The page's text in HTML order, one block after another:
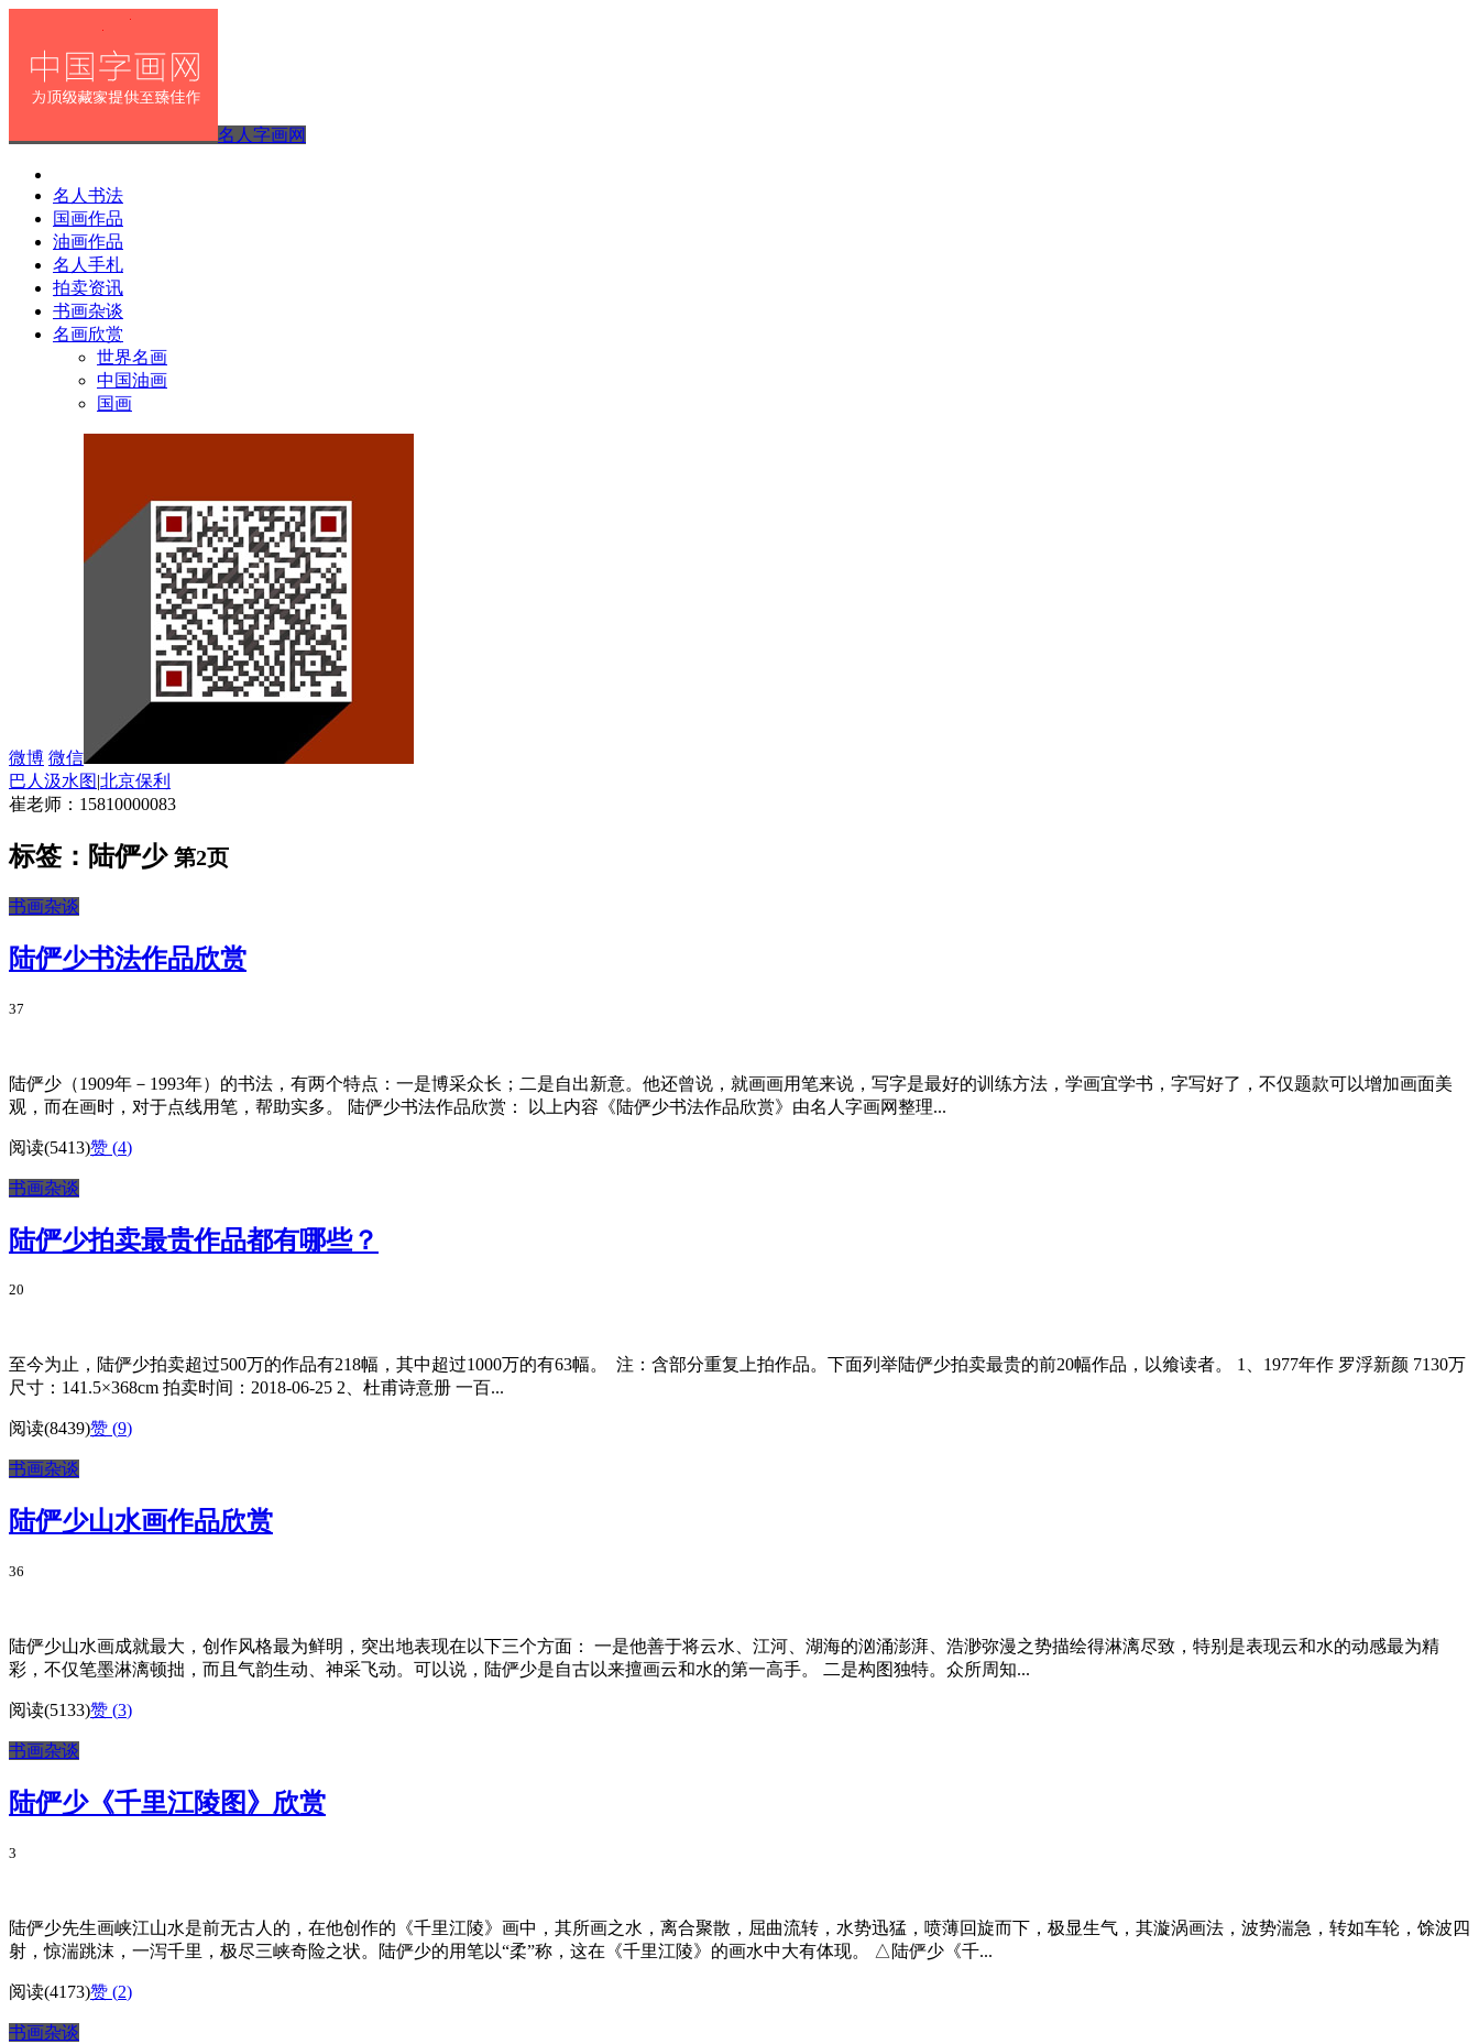
名人字画网
名人书法
国画作品
油画作品
名人手札
拍卖资讯
书画杂谈
名画欣赏
世界名画
中国油画
国画
微博 微信
巴人汲水图|北京保利
崔老师：15810000083
标签：陆俨少 第2页
书画杂谈
陆俨少书法作品欣赏
37
陆俨少（1909年－1993年）的书法，有两个特点：一是博采众长；二是自出新意。他还曾说，就画画用笔来说，写字是最好的训练方法，学画宜学书，字写好了，不仅题款可以增加画面美
观，而在画时，对于点线用笔，帮助实多。 陆俨少书法作品欣赏： 以上内容《陆俨少书法作品欣赏》由名人字画网整理...
阅读(5413)赞 (4)
书画杂谈
陆俨少拍卖最贵作品都有哪些？
20
至今为止，陆俨少拍卖超过500万的作品有218幅，其中超过1000万的有63幅。 注：含部分重复上拍作品。下面列举陆俨少拍卖最贵的前20幅作品，以飨读者。 1、1977年作 罗浮新颜 7130万
尺寸：141.5×368cm 拍卖时间：2018-06-25 2、杜甫诗意册 一百...
阅读(8439)赞 (9)
书画杂谈
陆俨少山水画作品欣赏
36
陆俨少山水画成就最大，创作风格最为鲜明，突出地表现在以下三个方面： 一是他善于将云水、江河、湖海的汹涌澎湃、浩渺弥漫之势描绘得淋漓尽致，特别是表现云和水的动感最为精
彩，不仅笔墨淋漓顿拙，而且气韵生动、神采飞动。可以说，陆俨少是自古以来擅画云和水的第一高手。 二是构图独特。众所周知...
阅读(5133)赞 (3)
书画杂谈
陆俨少《千里江陵图》欣赏
3
陆俨少先生画峡江山水是前无古人的，在他创作的《千里江陵》画中，其所画之水，离合聚散，屈曲流转，水势迅猛，喷薄回旋而下，极显生气，其漩涡画法，波势湍急，转如车轮，馀波四
射，惊湍跳沫，一泻千里，极尽三峡奇险之状。陆俨少的用笔以“柔”称，这在《千里江陵》的画水中大有体现。 △陆俨少《千...
阅读(4173)赞 (2)
书画杂谈